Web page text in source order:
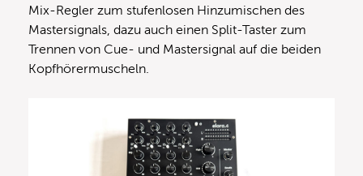
Mix-Regler zum stufenlosen Hinzumischen des
Mastersignals, dazu auch einen Split-Taster zum
Trennen von Cue- und Mastersignal auf die beiden
Kopfhörermuscheln.